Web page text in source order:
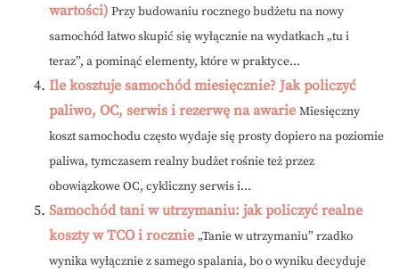
wartości) Przy budowaniu rocznego budżetu na nowy
samochód łatwo skupić się wyłącznie na wydatkach „tu i
teraz”, a pominąć elementy, które w praktyce...
Ile kosztuje samochód miesięcznie? Jak policzyć
paliwo, OC, serwis i rezerwę na awarie Miesięczny
koszt samochodu często wydaje się prosty dopiero na poziomie
paliwa, tymczasem realny budżet rośnie też przez
obowiązkowe OC, cykliczny serwis i...
Samochód tani w utrzymaniu: jak policzyć realne
koszty w TCO i rocznie „Tanie w utrzymaniu” rzadko
wynika wyłącznie z samego spalania, bo o wyniku decyduje